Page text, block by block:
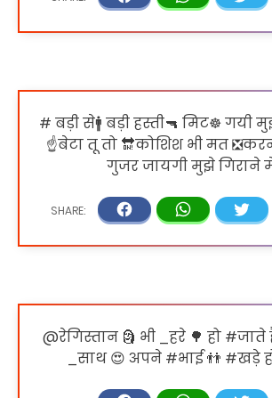
# बड़ी से🚹 बड़ी हस्ती🔫 मिट☸ गयी
☝बेटा तू तो 🔛कोशिश भी मत
गुजर जायगी मुझे गिराने
@रेगिस्तान 🗿 भी _हरे 🌳 हो
_साथ 😍 अपने #भाई 👬 #खड़े